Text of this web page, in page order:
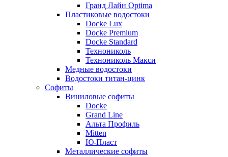
Гранд Лайн Optima
Пластиковые водостоки
Docke Lux
Docke Premium
Docke Standard
Технониколь
Технониколь Макси
Медные водостоки
Водостоки титан-цинк
Софиты
Виниловые софиты
Docke
Grand Line
Альта Профиль
Mitten
Ю-Пласт
Металлические софиты